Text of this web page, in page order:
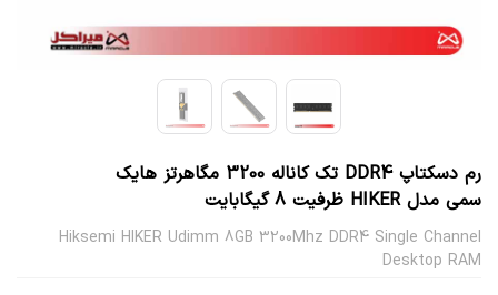
رم دسکتاپ DDR4 تک کاناله 3200 مگاهرتز هایک
سمی مدل HIKER ظرفیت 8 گیگابایت
Hiksemi HIKER Udimm 8GB 3200Mhz DDR4 Single Channel
Desktop RAM